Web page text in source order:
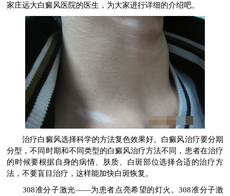
家庄远大白癜风医院的医生，为大家进行详细的介绍吧。
治疗白癜风选择科学的方法复色效果好。白癜风治疗要分期
分型，不同时期和不同类型的白癜风治疗方法不同，患者在治疗
的时候要根据自身的病情、肤质、白斑部位选择合适的治疗方
法，不要盲目治疗，这样能加快白斑恢复。
308准分子激光——为患者点亮希望的灯火。308准分子激